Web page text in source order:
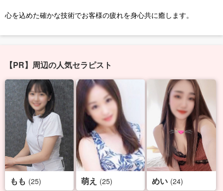
心を込めた確かな技術でお客様の疲れを身心共に癒します。
【PR】周辺の人気セラピスト
もも (25) 萌え (25) めい (24)